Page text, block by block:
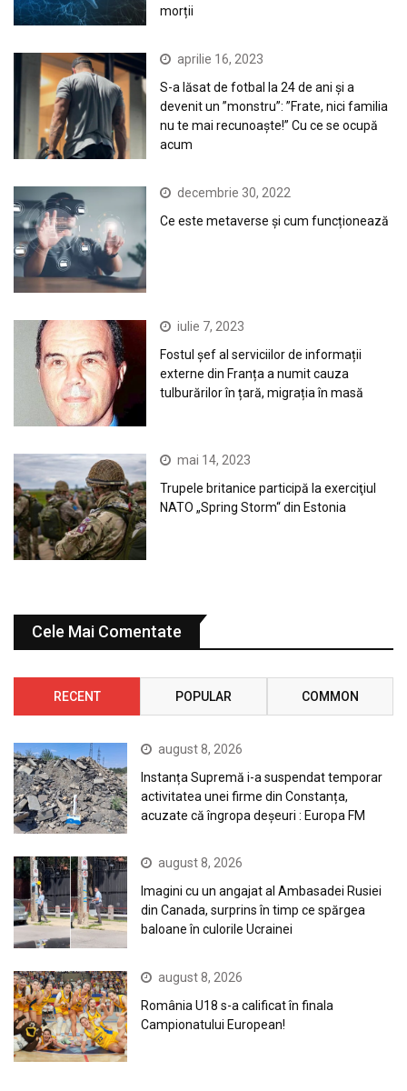
morții
aprilie 16, 2023
S-a lăsat de fotbal la 24 de ani și a
devenit un ”monstru”: ”Frate, nici familia
nu te mai recunoaște!” Cu ce se ocupă
acum
decembrie 30, 2022
Ce este metaverse și cum funcționează
iulie 7, 2023
Fostul șef al serviciilor de informații
externe din Franța a numit cauza
tulburărilor în țară, migrația în masă
mai 14, 2023
Trupele britanice participă la exerciţiul
NATO „Spring Storm“ din Estonia
Cele Mai Comentate
RECENT POPULAR COMMON
august 8, 2026
Instanța Supremă i-a suspendat temporar
activitatea unei firme din Constanța,
acuzate că îngropa deșeuri : Europa FM
august 8, 2026
Imagini cu un angajat al Ambasadei Rusiei
din Canada, surprins în timp ce spărgea
baloane în culorile Ucrainei
august 8, 2026
România U18 s-a calificat în finala
Campionatului European!